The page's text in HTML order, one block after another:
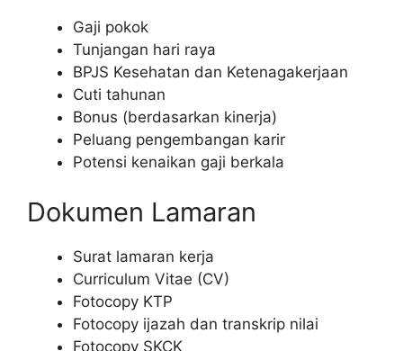
Gaji pokok
Tunjangan hari raya
BPJS Kesehatan dan Ketenagakerjaan
Cuti tahunan
Bonus (berdasarkan kinerja)
Peluang pengembangan karir
Potensi kenaikan gaji berkala
Dokumen Lamaran
Surat lamaran kerja
Curriculum Vitae (CV)
Fotocopy KTP
Fotocopy ijazah dan transkrip nilai
Fotocopy SKCK